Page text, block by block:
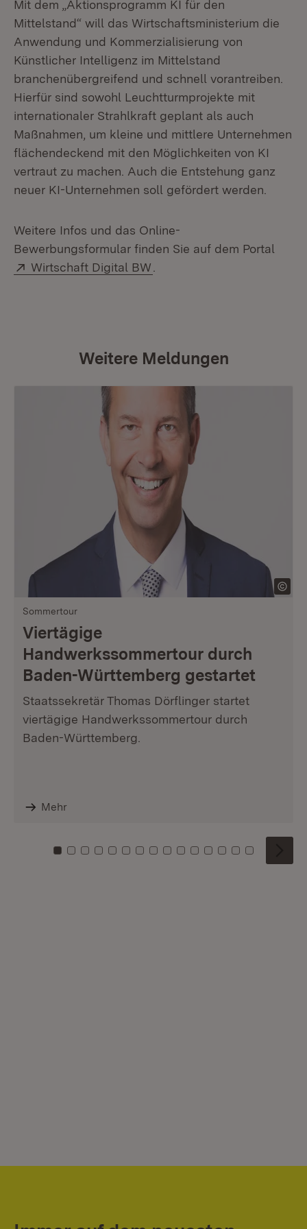
Mit dem „Aktionsprogramm KI für den
Mittelstand“ will das Wirtschaftsministerium die
Anwendung und Kommerzialisierung von
Künstlicher Intelligenz im Mittelstand
branchenübergreifend und schnell vorantreiben.
Hierfür sind sowohl Leuchtturmprojekte mit
internationaler Strahlkraft geplant als auch
Maßnahmen, um kleine und mittlere Unternehmen
flächendeckend mit den Möglichkeiten von KI
vertraut zu machen. Auch die Entstehung ganz
neuer KI-Unternehmen soll gefördert werden.
Weitere Infos und das Online-
Bewerbungsformular finden Sie auf dem Portal
Extern:
Wirtschaft Digital BW
Weitere Meldungen
Sommertour
Viertägige
Handwerkssommertour durch
Baden-Württemberg gestartet
Staatssekretär Thomas Dörflinger startet
viertägige Handwerkssommertour durch
Baden-Württemberg.
Mehr
Zu Kachel: 0
Zu Kachel: 1
Zu Kachel: 2
Zu Kachel: 3
Zu Kachel: 4
Zu Kachel: 5
Zu Kachel: 6
Zu Kachel: 7
Zu Kachel: 8
Zu Kachel: 9
Zu Kachel: 10
Zu Kachel: 11
Zu Kachel: 12
Zu Kachel:
Zu